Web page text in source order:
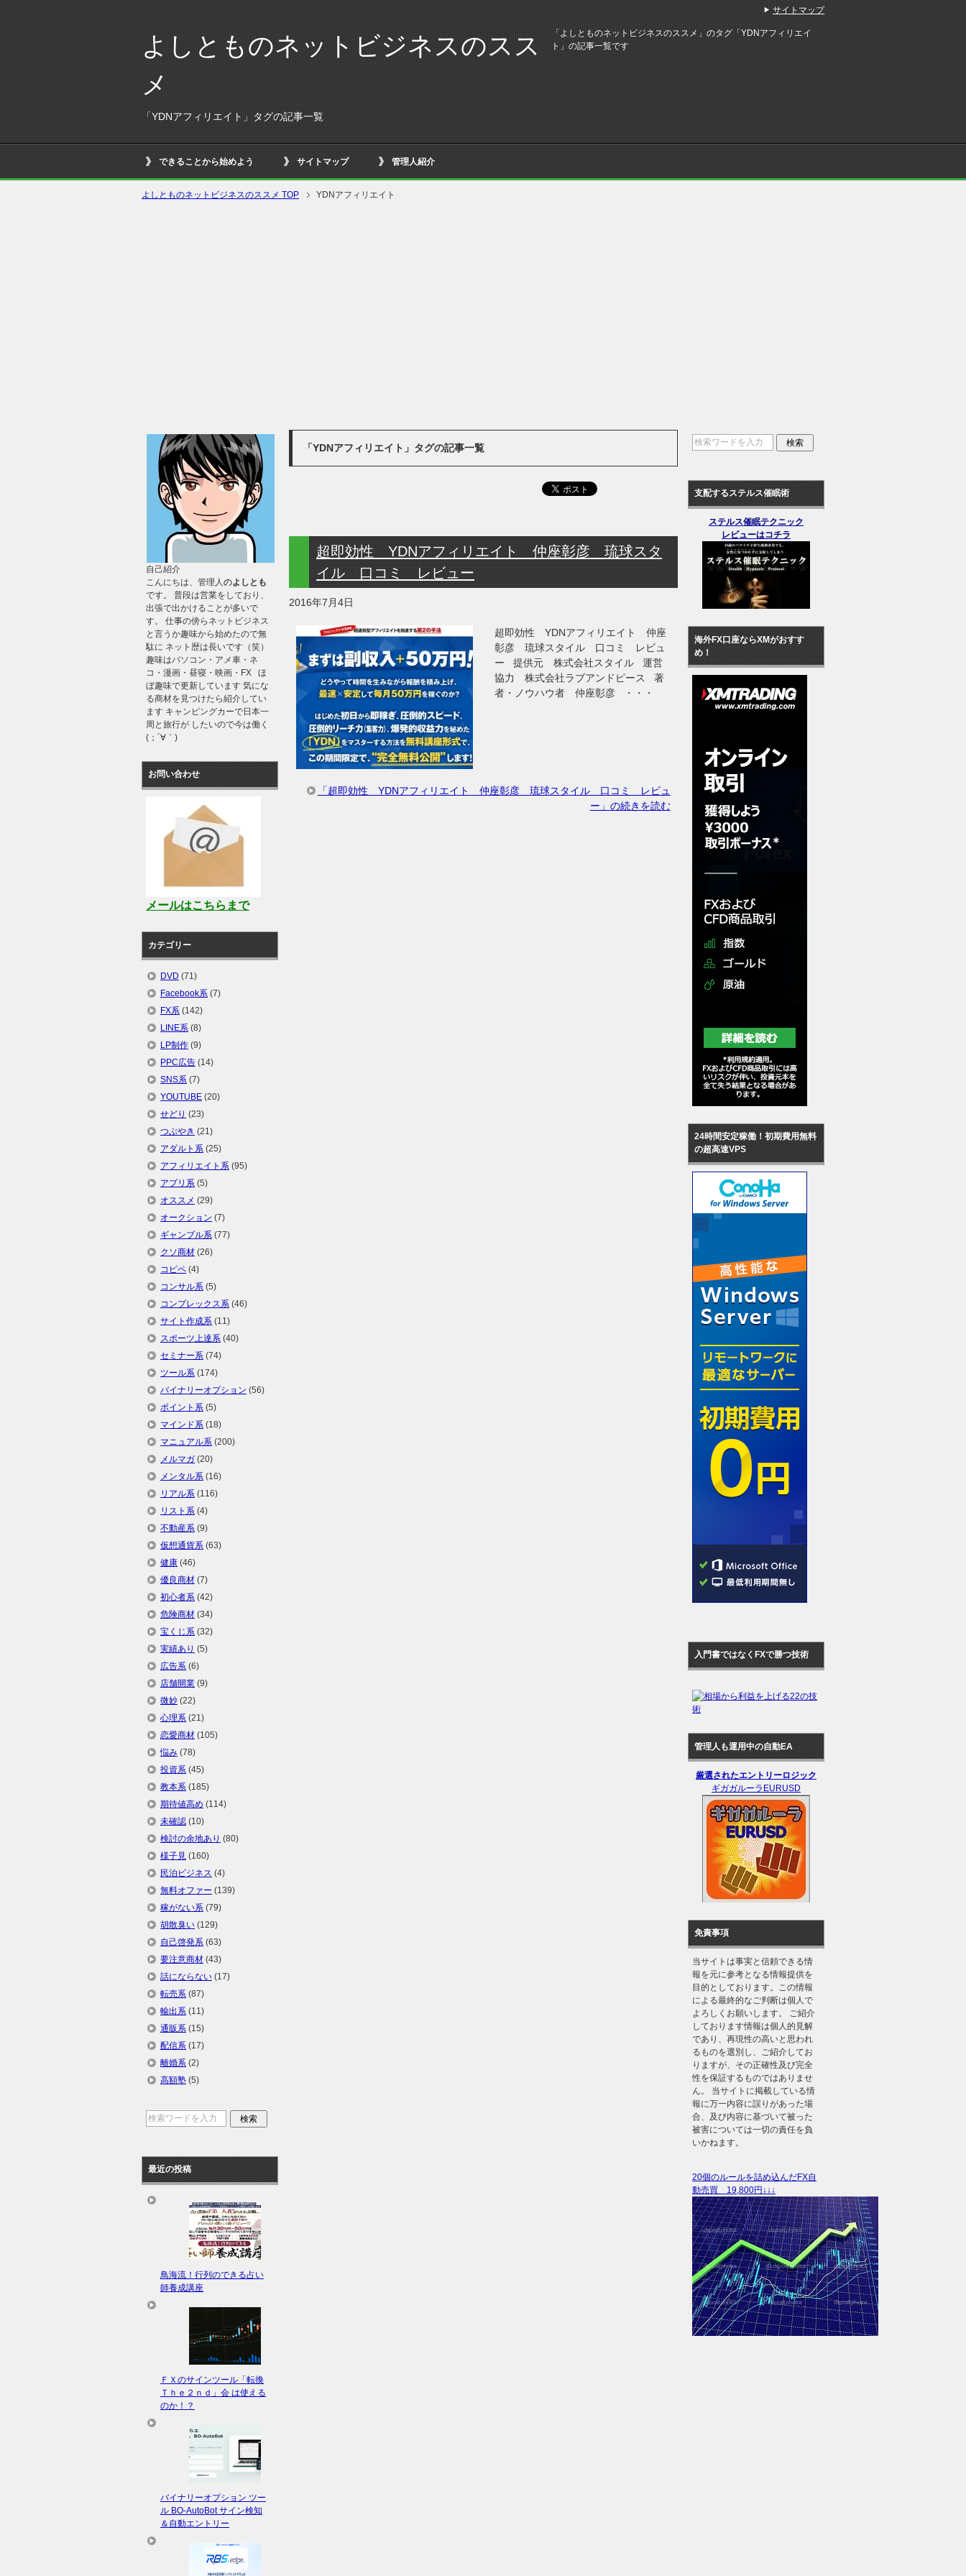
よしとものネットビジネスのスス
メ
「YDNアフィリエイト」タグの記事一覧
「よしとものネットビジネスのススメ」のタグ「YDNアフィリエイ
ト」の記事一覧です
できることから始めよう サイトマップ 管理人紹介
よしとものネットビジネスのススメ TOP YDNアフィリエイト
「YDNアフィリエイト」タグの記事一覧
超即効性 YDNアフィリエイト 仲座彰彦 琉球スタ
イル 口コミ レビュー
2016年7月4日
超即効性 YDNアフィリエイト 仲座
彰彦 琉球スタイル 口コミ レビュ
ー 提供元 株式会社スタイル 運営
協力 株式会社ラブアンドピース 著
者・ノウハウ者 仲座彰彦 ・・・
「超即効性 YDNアフィリエイト 仲座彰彦 琉球スタイル 口コミ レビュ
ー」の続きを読む
自己紹介
こんにちは、管理人のよしとも
です。 普段は営業をしており、
出張で出かけることが多いで
す。 仕事の傍らネットビジネス
と言うか趣味から始めたので無
駄に ネット歴は長いです（笑）
趣味はパソコン・アメ車・ネ
コ・漫画・昼寝・映画・FX ほ
ぼ趣味で更新しています 気にな
る商材を見つけたら紹介してい
ます キャンピングカーで日本一
周と旅行が したいので今は働く
(；´∀｀)
お問い合わせ
メールはこちらまで
カテゴリー
DVD (71)
Facebook系 (7)
FX系 (142)
LINE系 (8)
LP制作 (9)
PPC広告 (14)
SNS系 (7)
YOUTUBE (20)
せどり (23)
つぶやき (21)
アダルト系 (25)
アフィリエイト系 (95)
アプリ系 (5)
オススメ (29)
オークション (7)
ギャンブル系 (77)
クソ商材 (26)
コピペ (4)
コンサル系 (5)
コンプレックス系 (46)
サイト作成系 (11)
スポーツ上達系 (40)
セミナー系 (74)
ツール系 (174)
バイナリーオプション (56)
ポイント系 (5)
マインド系 (18)
マニュアル系 (200)
メルマガ (20)
メンタル系 (16)
リアル系 (116)
リスト系 (4)
不動産系 (9)
仮想通貨系 (63)
健康 (46)
優良商材 (7)
初心者系 (42)
危険商材 (34)
宝くじ系 (32)
実績あり (5)
広告系 (6)
店舗開業 (9)
微妙 (22)
心理系 (21)
恋愛商材 (105)
悩み (78)
投資系 (45)
教本系 (185)
期待値高め (114)
未確認 (10)
検討の余地あり (80)
様子見 (160)
民泊ビジネス (4)
無料オファー (139)
稼がない系 (79)
胡散臭い (129)
自己啓発系 (63)
要注意商材 (43)
話にならない (17)
転売系 (87)
輸出系 (11)
通販系 (15)
配信系 (17)
離婚系 (2)
高額塾 (5)
最近の投稿
鳥海流！行列のできる占い
師養成講座
ＦＸのサインツール「転換
Ｔｈｅ２ｎｄ」会 は使える
のか！？
バイナリーオプション ツー
ル BO-AutoBot サイン検知
＆自動エントリー
支配するステルス催眠術
ステルス催眠テクニック
レビューはコチラ
海外FX口座ならXMがおすす
め！
24時間安定稼働！初期費用無料
の超高速VPS
入門書ではなくFXで勝つ技術
管理人も運用中の自動EA
厳選されたエントリーロジック
ギガガルーラEURUSD
免責事項
当サイトは事実と信頼できる情
報を元に参考となる情報提供を
目的としております。この情報
による最終的なご判断は個人で
よろしくお願いします。 ご紹介
しております情報は個人的見解
であり、再現性の高いと思われ
るものを選別し、ご紹介してお
りますが、その正確性及び完全
性を保証するものではありませ
ん。 当サイトに掲載している情
報に万一内容に誤りがあった場
合、及び内容に基づいて被った
被害については一切の責任を負
いかねます。
20個のルールを詰め込んだFX自
動売買 19,800円↓↓↓
サイトマップ